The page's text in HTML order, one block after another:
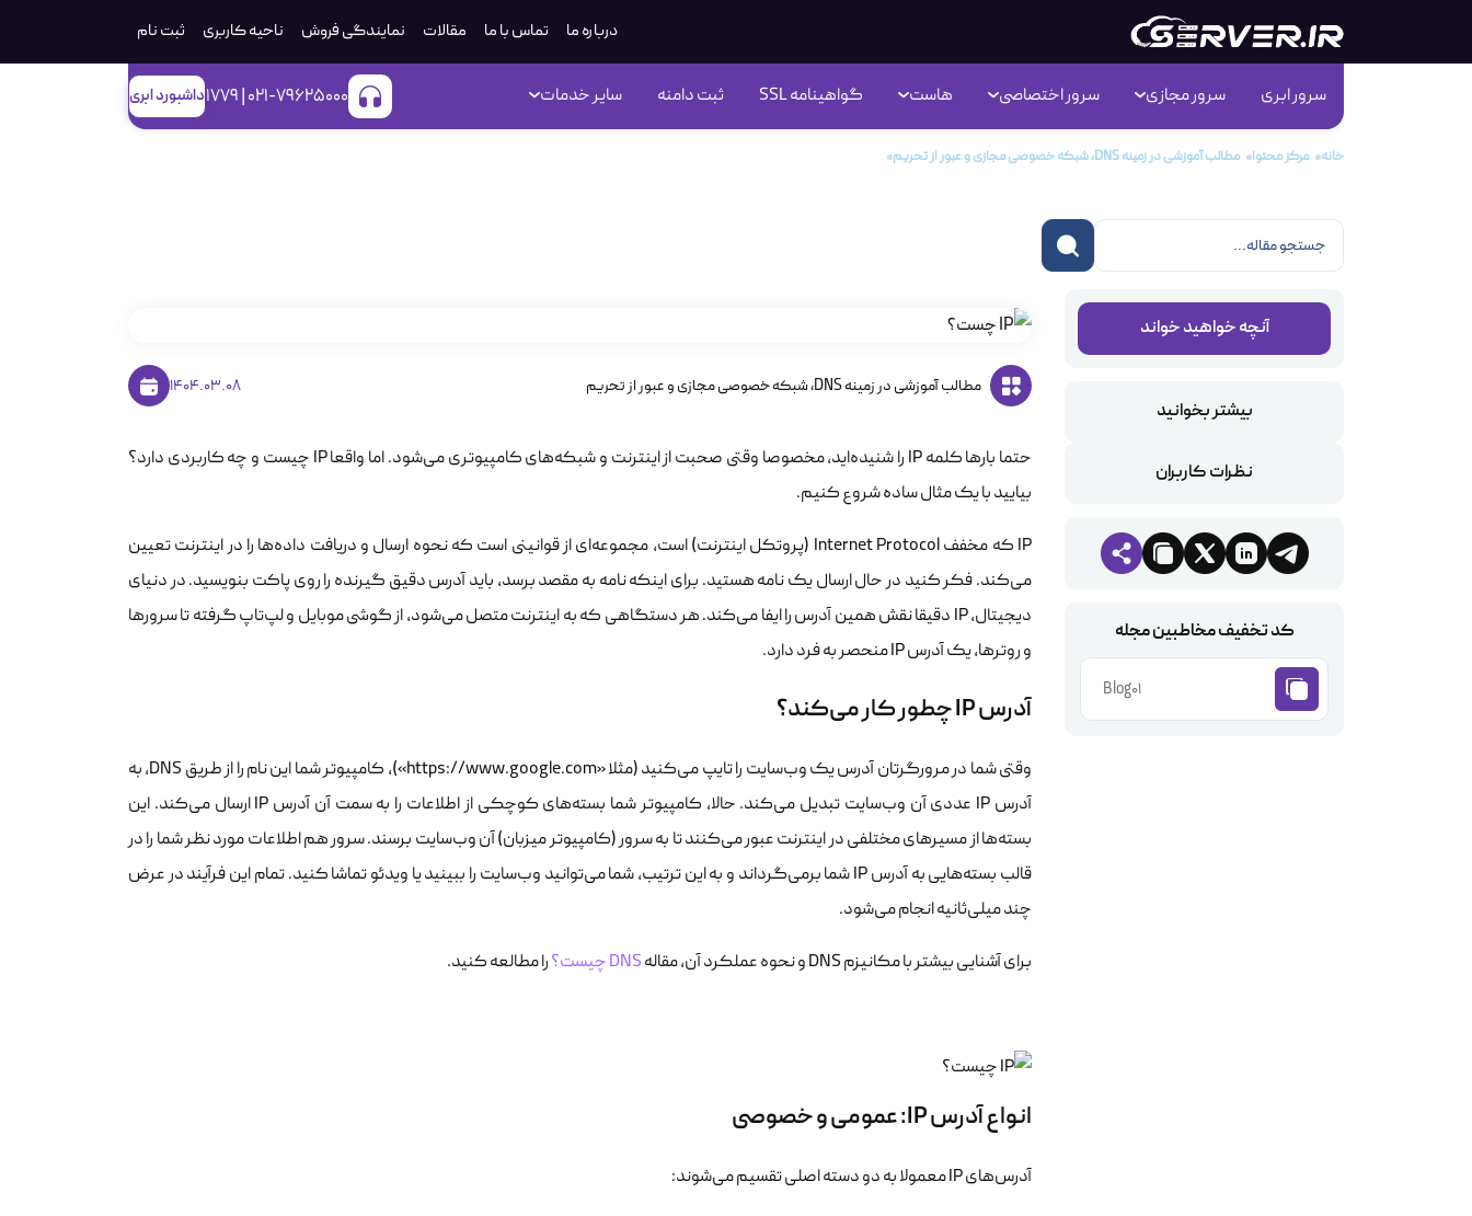
درباره ما تماس با ما مقالات نمایندگی فروش ناحیه کاربری ثبت‌ نام
سرور ابری سرور مجازی سرور اختصاصی هاست گواهینامه SSL ثبت دامنه سایر خدمات 021-79625000 | 1779 داشبورد ابری
خانه مرکز محتوا مطالب آموزشی در زمینه DNS، شبکه خصوصی مجازی و عبور از تحریم
آنچه خواهید خواند
بیشتر بخوانید
نظرات کاربران
کد تخفیف مخاطبین مجله
Blog01
مطالب آموزشی در زمینه DNS، شبکه خصوصی مجازی و عبور از تحریم 1404.03.08
حتما بارها کلمه IP را شنیده‌اید، مخصوصا وقتی صحبت از اینترنت و شبکه‌های کامپیوتری می‌شود. اما واقعا IP چیست و چه کاربردی دارد؟
بیایید با یک مثال ساده شروع کنیم.
IP که مخفف Internet Protocol (پروتکل اینترنت) است، مجموعه‌ای از قوانینی است که نحوه ارسال و دریافت داده‌ها را در اینترنت تعیین
می‌کند. فکر کنید در حال ارسال یک نامه هستید. برای اینکه نامه به مقصد برسد، باید آدرس دقیق گیرنده را روی پاکت بنویسید. در دنیای
دیجیتال، IP دقیقا نقش همین آدرس را ایفا می‌کند. هر دستگاهی که به اینترنت متصل می‌شود، از گوشی موبایل و لپ‌تاپ گرفته تا سرورها
و روترها، یک آدرس IP منحصر به فرد دارد.
آدرس IP چطور کار می‌کند؟
وقتی شما در مرورگرتان آدرس یک وب‌سایت را تایپ می‌کنید (مثلا «https://www.google.com»)، کامپیوتر شما این نام را از طریق DNS، به
آدرس IP عددی آن وب‌سایت تبدیل می‌کند. حالا، کامپیوتر شما بسته‌های کوچکی از اطلاعات را به سمت آن آدرس IP ارسال می‌کند. این
بسته‌ها از مسیرهای مختلفی در اینترنت عبور می‌کنند تا به سرور (کامپیوتر میزبان) آن وب‌سایت برسند. سرور هم اطلاعات مورد نظر شما را در
قالب بسته‌هایی به آدرس IP شما برمی‌گرداند و به این ترتیب، شما می‌توانید وب‌سایت را ببینید یا ویدئو تماشا کنید. تمام این فرآیند در عرض
چند میلی‌ثانیه انجام می‌شود.
برای آشنایی بیشتر با مکانیزم DNS و نحوه عملکرد آن، مقاله را مطالعه کنید.
انواع آدرس IP: عمومی و خصوصی
آدرس‌های IP معمولا به دو دسته اصلی تقسیم می‌شوند: